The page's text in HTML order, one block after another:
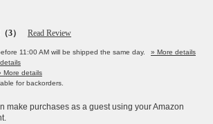
（3） Read Review
11:00 AM will be shipped the same day.
» More details
More details
for backorders.
make purchases as a guest using your Amazon